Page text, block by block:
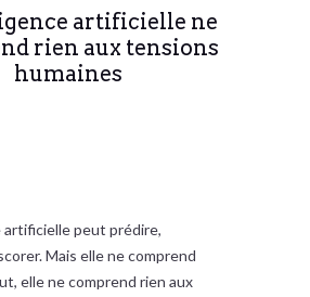
artificielle ne
rien aux tensions
humaines
artificielle peut prédire,
Mais elle ne comprend
elle ne comprend rien aux